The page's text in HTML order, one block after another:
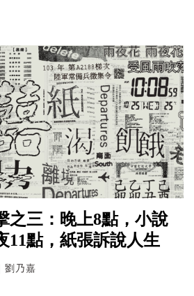
之三：晚上8點，小說
11點，紙張訴說人生
劉乃嘉